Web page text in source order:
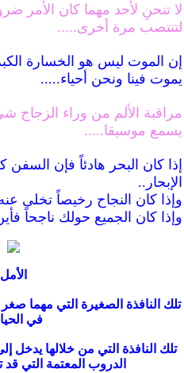
لا تنحنِ لأحد مهما كان الأمر
لتنتصب مرة أخرى.....
إن الموت ليس هو الخسارة
يموت فينا ونحن أحياء.....
مراقبة الألم من وراء
يسمع موسيقا.....
إذا كان البحر هادئاً فإن السفن
الإبحار..
وإذا كان النجاح رخيصاً تخلى
وإذا كان الجميع حولك ناجحاً
الأمل
تلك النافذة الصغيرة التي مهما صغر
في
تلك النافذة التي من خلالها يدخل
الدروب المعتمة التي قد